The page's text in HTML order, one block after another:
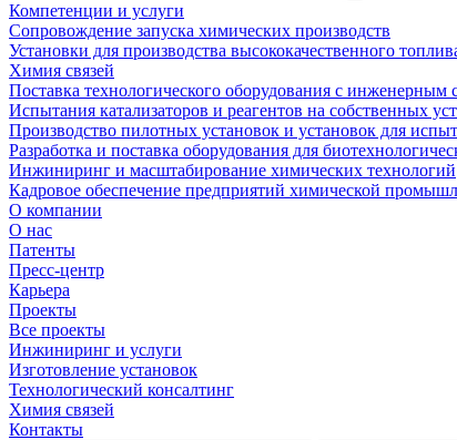
Компетенции и услуги
Сопровождение запуска химических производств
Установки для производства высококачественного
Химия связей
Поставка технологического оборудования с инженерным
Испытания катализаторов и реагентов на собственных
Производство пилотных установок и установок для
Разработка и поставка оборудования для
Инжиниринг и масштабирование химических технологий
Кадровое обеспечение предприятий химической
О компании
О нас
Патенты
Пресс-центр
Карьера
Проекты
Все проекты
Инжиниринг и услуги
Изготовление установок
Технологический консалтинг
Химия связей
Контакты